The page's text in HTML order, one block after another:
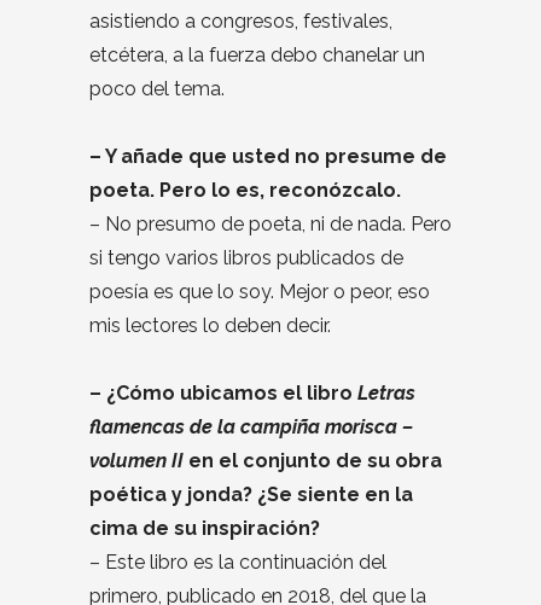
asistiendo a congresos, festivales,
etcétera, a la fuerza debo chanelar un
poco del tema.
– Y añade que usted no presume de
poeta. Pero lo es, reconózcalo.
– No presumo de poeta, ni de nada. Pero
si tengo varios libros publicados de
poesía es que lo soy. Mejor o peor, eso
mis lectores lo deben decir.
– ¿Cómo ubicamos el libro Letras
flamencas de la campiña morisca –
volumen II en el conjunto de su obra
poética y jonda? ¿Se siente en la
cima de su inspiración?
– Este libro es la continuación del
primero, publicado en 2018, del que la